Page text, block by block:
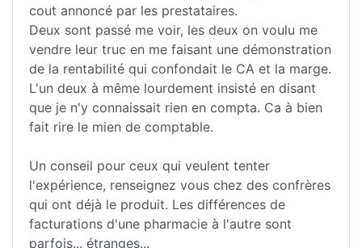
cout annoncé par les prestataires.
Deux sont passé me voir, les deux on voulu me
vendre leur truc en me faisant une démonstration
de la rentabilité qui confondait le CA et la marge.
L'un deux à même lourdement insisté en disant
que je n'y connaissait rien en compta. Ca à bien
fait rire le mien de comptable.
Un conseil pour ceux qui veulent tenter
l'expérience, renseignez vous chez des confrères
qui ont déjà le produit. Les différences de
facturations d'une pharmacie à l'autre sont
parfois... étranges...